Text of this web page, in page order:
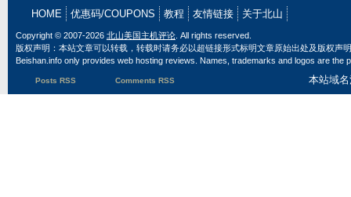
HOME 优惠码/COUPONS 教程 友情链接 关于北山
Copyright © 2007-2026 北山美国主机评论 . All rights reserved.
版权声明：本站文章可以转载，转载时请务必以超链接形式标明文章原始出处及版权声
Beishan.info only provides web hosting reviews. Names, trademarks and logos are
Posts RSS Comments RSS 本站域